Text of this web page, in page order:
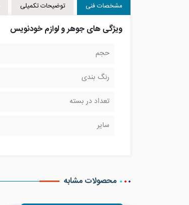
مشخصات فنی توضیحات تکمیلی
ویژگی های جوهر و لوازم خودنویس
حجم
رنگ بندی
تعداد در بسته
سایر
محصولات مشابه